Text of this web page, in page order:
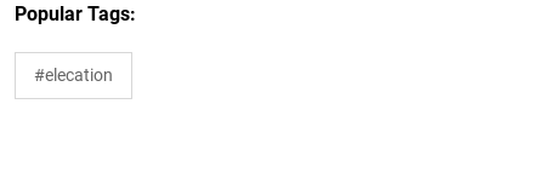
Popular Tags:
#elecation